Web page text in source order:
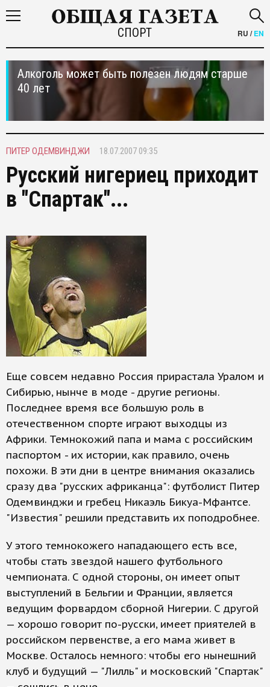
СПОРТ RU /EN
Алкоголь может быть полезен людям старше
40 лет
ПИТЕР ОДЕМВИНДЖИ 18.07.2007 09:35
Русский нигериец приходит
в "Спартак"...
Еще совсем недавно Россия прирастала Уралом и
Сибирью, нынче в моде - другие регионы.
Последнее время все большую роль в
отечественном спорте играют выходцы из
Африки. Темнокожий папа и мама с российским
паспортом - их истории, как правило, очень
похожи. В эти дни в центре внимания оказались
сразу два "русских африканца": футболист Питер
Одемвинджи и гребец Никаэль Бикуа-Мфантсе.
"Известия" решили представить их поподробнее.
У этого темнокожего нападающего есть все,
чтобы стать звездой нашего футбольного
чемпионата. С одной стороны, он имеет опыт
выступлений в Бельгии и Франции, является
ведущим форвардом сборной Нигерии. С другой
— хорошо говорит по-русски, имеет приятелей в
российском первенстве, а его мама живет в
Москве. Осталось немного: чтобы его нынешний
клуб и будущий — "Лилль" и московский "Спартак"